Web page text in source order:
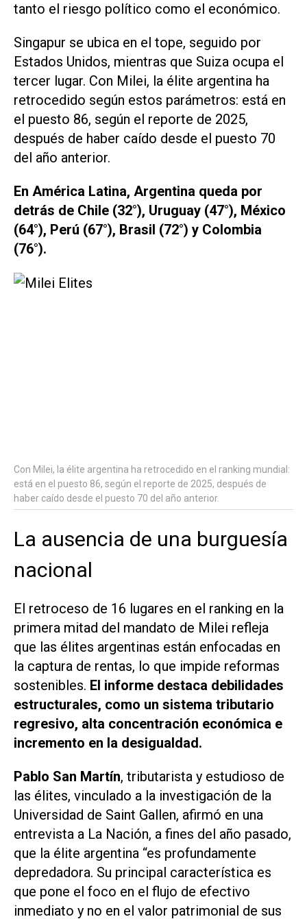
tanto el riesgo político como el económico.
Singapur se ubica en el tope, seguido por
Estados Unidos, mientras que Suiza ocupa el
tercer lugar. Con Milei, la élite argentina ha
retrocedido según estos parámetros: está en
el puesto 86, según el reporte de 2025,
después de haber caído desde el puesto 70
del año anterior.
En América Latina, Argentina queda por
detrás de Chile (32°), Uruguay (47°), México
(64°), Perú (67°), Brasil (72°) y Colombia
(76°).
Con Milei, la élite argentina ha retrocedido en el ranking mundial:
está en el puesto 86, según el reporte de 2025, después de
haber caído desde el puesto 70 del año anterior.
La ausencia de una burguesía
nacional
El retroceso de 16 lugares en el ranking en la
primera mitad del mandato de Milei refleja
que las élites argentinas están enfocadas en
la captura de rentas, lo que impide reformas
sostenibles. El informe destaca debilidades
estructurales, como un sistema tributario
regresivo, alta concentración económica e
incremento en la desigualdad.
Pablo San Martín, tributarista y estudioso de
las élites, vinculado a la investigación de la
Universidad de Saint Gallen, afirmó en una
entrevista a La Nación, a fines del año pasado,
que la élite argentina “es profundamente
depredadora. Su principal característica es
que pone el foco en el flujo de efectivo
inmediato y no en el valor patrimonial de sus